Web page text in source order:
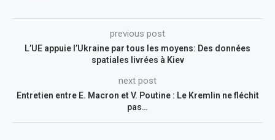
previous post
L’UE appuie l’Ukraine par tous les moyens: Des données
spatiales livrées à Kiev
next post
Entretien entre E. Macron et V. Poutine : Le Kremlin ne fléchit
pas…